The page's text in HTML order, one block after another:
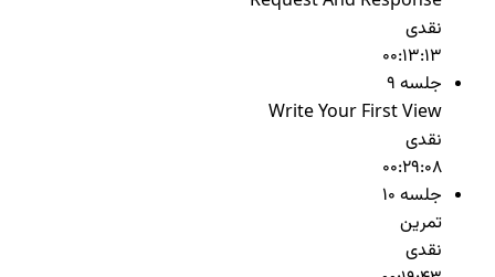
نقدی
00:13:13
جلسه 9
Write Your First View
نقدی
00:29:08
جلسه 10
تمرین
نقدی